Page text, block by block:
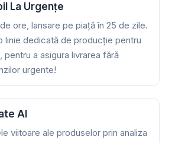
La Urgențe
ore, lansare pe piață în 25 de zile.
linie dedicată de producție pentru
pentru a asigura livrarea fără
urgente!
AI
viitoare ale produselor prin analiza